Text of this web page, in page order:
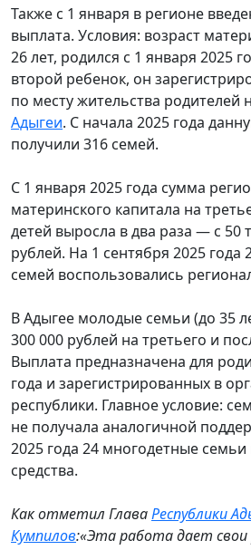
Также с 1 января в регионе
выплата. Условия: возраст
26 лет, родился с 1 января 2025
второй ребенок, он
по месту жительства родителей
Адыгеи. С начала 2025 года
получили 316 семей.
С 1 января 2025 года сумма
материнского капитала на
детей выросла в два раза — с 50
рублей. На 1 сентября 2025 года
семей воспользовались
В Адыгее молодые семьи (до 35
300 000 рублей на третьего и
Выплата предназначена для
года и зарегистрированных в
республики. Главное условие:
не получала аналогичной
2025 года 24 многодетные
средства.
Как отметил ГлаваРеспублики
Кумпилов:«Эта работа дает